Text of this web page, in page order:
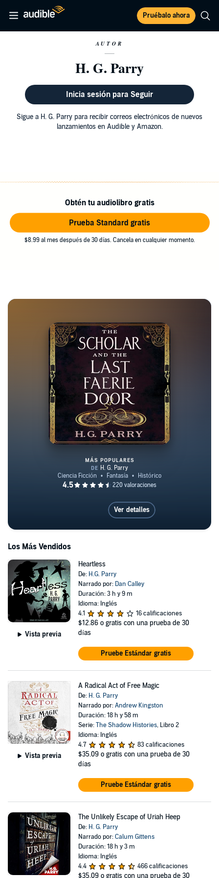
Pruébalo ahora
AUTOR
H. G. Parry
Inicia sesión para Seguir
Sigue a H. G. Parry para recibir correos electrónicos de nuevos
lanzamientos en Audible y Amazon.
Obtén tu audiolibro gratis
Prueba Standard gratis
$8.99 al mes después de 30 días. Cancela en cualquier momento.
The Scholar and the Last Faerie
MÁS POPULARES
Ver detalles
Los Más Vendidos
Vista previa
Heartless
De: H.G. Parry
Narrado por: Dan Calley
Duración: 3 h y 9 m
Idioma: Inglés
4.1
16 calificaciones
$12.86 o gratis con una prueba de 30
días
Pruebe Estándar gratis
Vista previa
A Radical Act of Free Magic
De: H. G. Parry
Narrado por:Andrew Kingston
Duración: 18 h y 58 m
Serie:The Shadow Histories, Libro 2
Idioma: Inglés
4.7
83 calificaciones
$35.09 o gratis con una prueba de 30
días
Pruebe Estándar gratis
The Unlikely Escape of Uriah Heep
De: H. G. Parry
Narrado por:Calum Gittens
Duración: 18 h y 3 m
Idioma: Inglés
4.4
466 calificaciones
$35.09 o gratis con una prueba de 30